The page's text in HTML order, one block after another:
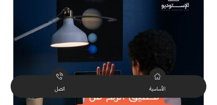
الأساسية اتصل